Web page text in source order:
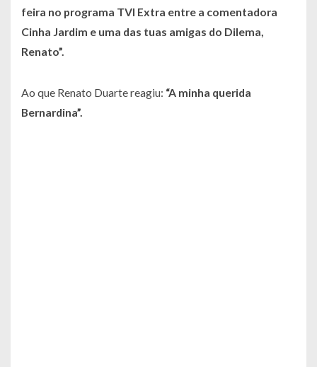
feira no programa TVI Extra entre a comentadora
Cinha Jardim e uma das tuas amigas do Dilema,
Renato”.
Ao que Renato Duarte reagiu: “A minha querida
Bernardina”.